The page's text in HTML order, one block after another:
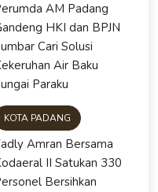
AM Padang
HKI dan BPJN
Cari Solusi
Air Baku
Paraku
KOTA PADANG
Amran Bersama
II Satukan 330
Bersihkan